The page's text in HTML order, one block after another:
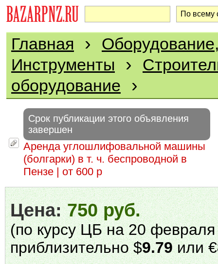
Главная ›
Инструменты
›
оборудование ›
Срок публикации этого объявления
завершен
Аренда углошлифовальной машины
(болгарки) в т. ч. беспроводной в
Пензе | от 600 р
Цена:750 руб.
(по курсу ЦБ на 20 февраля
приблизительно $9.79или €